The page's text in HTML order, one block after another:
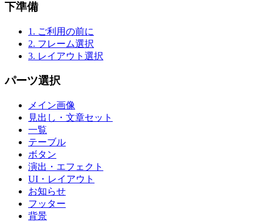
下準備
1. ご利用の前に
2. フレーム選択
3. レイアウト選択
パーツ選択
メイン画像
見出し・文章セット
一覧
テーブル
ボタン
演出・エフェクト
UI・レイアウト
お知らせ
フッター
背景